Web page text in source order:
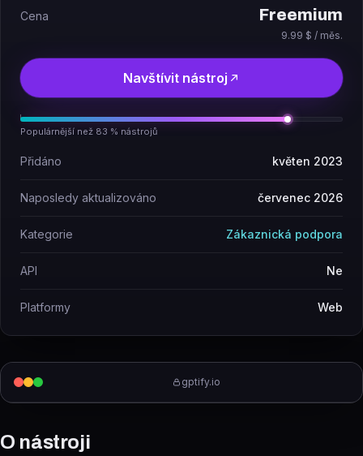
gptify.io
O nástroji
Cena Freemium
9.99 $ / měs.
Navštívit nástroj
Populárnější než 83 % nástrojů
Přidáno květen 2023
Naposledy aktualizováno červenec 2026
Kategorie Zákaznická podpora
API Ne
Platformy Web